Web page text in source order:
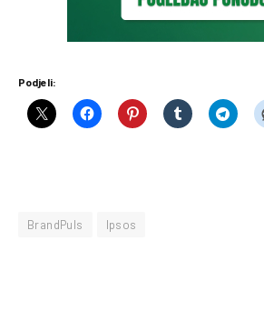
Podjeli:
BrandPuls Ipsos